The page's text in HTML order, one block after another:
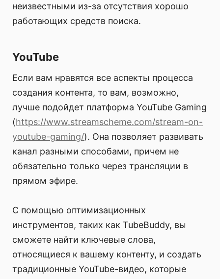
неизвестными из-за отсутствия хорошо
работающих средств поиска.
YouTube
Если вам нравятся все аспекты процесса
создания контента, то вам, возможно,
лучше подойдет платформа YouTube Gaming
(https://www.streamscheme.com/stream-on-
youtube-gaming/). Она позволяет развивать
канал разными способами, причем не
обязательно только через трансляции в
прямом эфире.
С помощью оптимизационных
инструментов, таких как TubeBuddy, вы
сможете найти ключевые слова,
относящиеся к вашему контенту, и создать
традиционные YouTube-видео, которые